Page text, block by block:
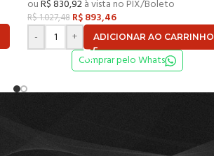
ouR$830,92à vista no PIX/Boleto
R$1.027,48 R$893,46
-
+ ADICIONAR AO CARRINHO
Comprar pelo Whats